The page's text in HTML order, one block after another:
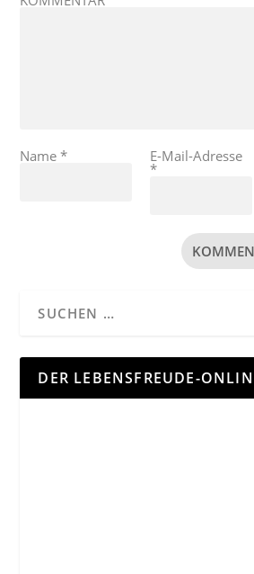
Name* E-Mail-Adresse
*
DER LEBENSFREUDE-